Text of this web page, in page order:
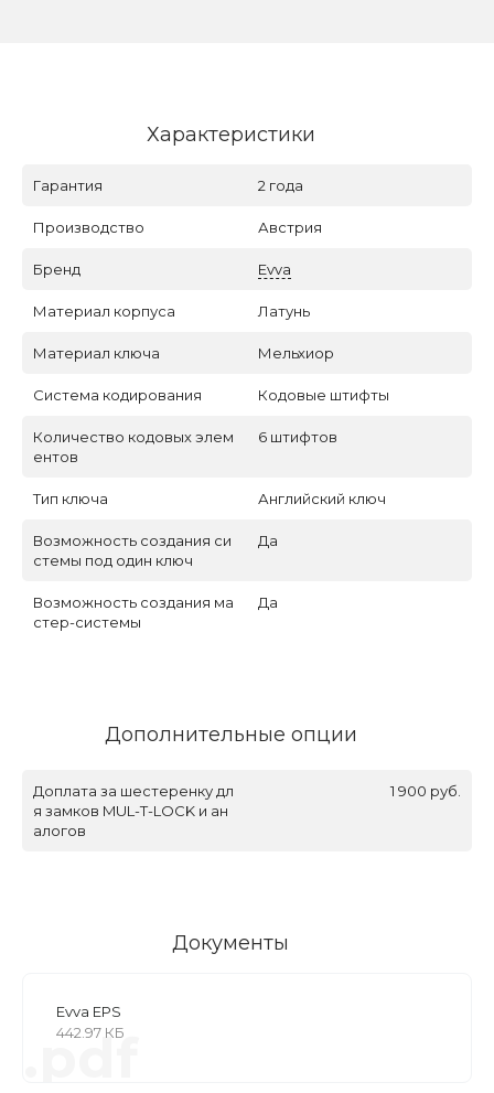
Характеристики
Гарантия 2 года
Производство Австрия
Бренд Evva
Материал корпуса Латунь
Материал ключа Мельхиор
Система кодирования Кодовые штифты
Количество кодовых элем
ентов
6 штифтов
Тип ключа Английский ключ
Возможность создания си
стемы под один ключ
Да
Возможность создания ма
стер-системы
Да
Дополнительные опции
Доплата за шестеренку дл
я замков MUL-T-LOCK и ан
алогов
1 900 руб.
Документы
Evva EPS
442.97 КБ
.pdf